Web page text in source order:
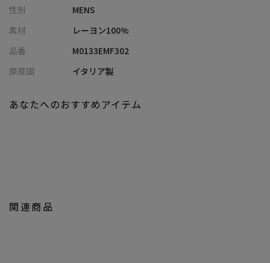
【Altea】
タイ店を開店。
4世代にわたり引き継がれ、いまでは120年の歴史を誇る老舗ブラ
ブリックのセレクション。
性別
MENS
素材
レーヨン100%
品番
M0133EMF302
原産国
イタリア製
関連商品
あなたへのおすすめアイテム